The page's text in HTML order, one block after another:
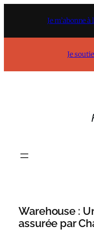
Je m’abonne
Je
Warehouse :
assurée par